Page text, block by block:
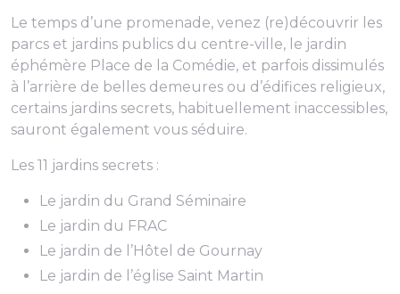
Le temps d’une promenade, venez (re)découvrir les
parcs et jardins publics du centre-ville, le jardin
éphémère Place de la Comédie, et parfois dissimulés
à l’arrière de belles demeures ou d’édifices religieux,
certains jardins secrets, habituellement inaccessibles,
sauront également vous séduire.
Les 11 jardins secrets :
Le jardin du Grand Séminaire
Le jardin du FRAC
Le jardin de l’Hôtel de Gournay
Le jardin de l’église Saint Martin